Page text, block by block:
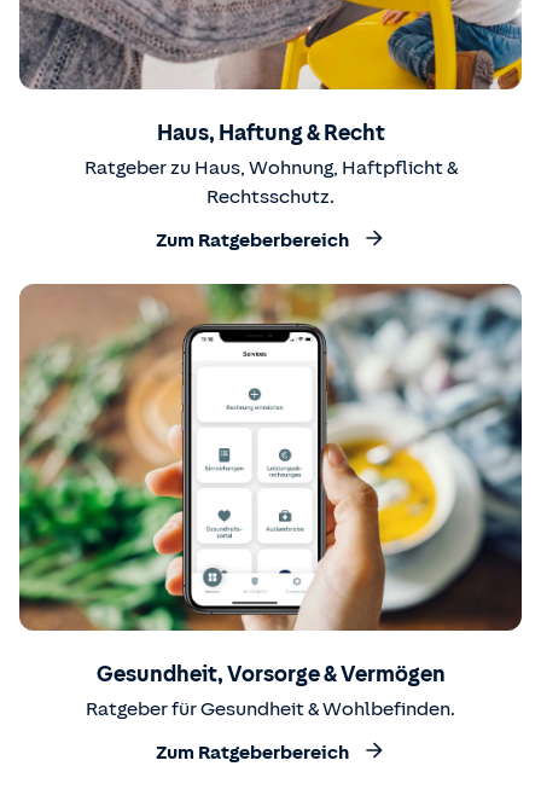
Haus, Haftung & Recht
Ratgeber zu Haus, Wohnung, Haftpflicht &
Rechtsschutz.
Zum Ratgeberbereich
Gesundheit, Vorsorge & Vermögen
Ratgeber für Gesundheit & Wohlbefinden.
Zum Ratgeberbereich